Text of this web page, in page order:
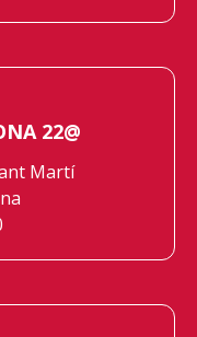
22@
Martí